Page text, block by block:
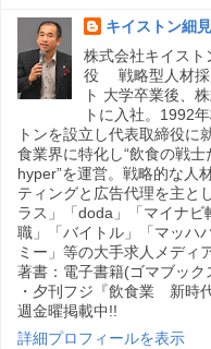
キイストン細
株式会社キイス
役 戦略型人材採
ト 大学卒業後、
トに入社。1992
トンを設立し代表取締役に
食業界に特化し“飲食の戦士
hyper”を運営。戦略的な人
ティングと広告代理を主と
ラス」「doda」「マイナビ
職」「バイトル」「マッハ
ミー」等の大手求人メディ
著書：電子書籍(ゴマブック
・夕刊フジ『飲食業 新時
週金曜掲載中!!
詳細プロフィールを表示